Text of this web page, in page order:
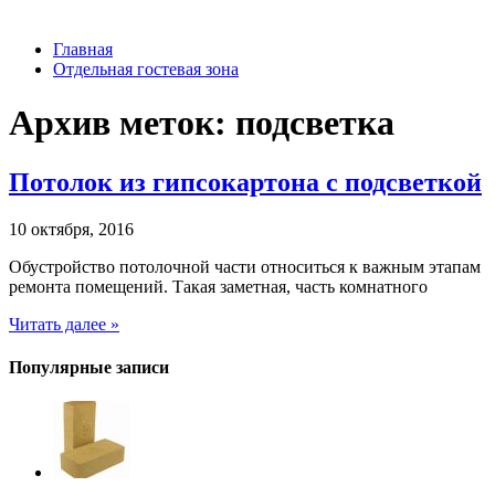
Главная
Отдельная гостевая зона
Архив меток: подсветка
Потолок из гипсокартона с подсветкой
10 октября, 2016
Обустройство потолочной части относиться к важным этапам
ремонта помещений. Такая заметная, часть комнатного
Читать далее »
Популярные записи